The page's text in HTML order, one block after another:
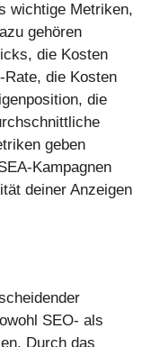
wichtige Metriken,
gehören
die Kosten
die Kosten
die
geben
Kampagnen
deiner Anzeigen
SEO- als
Durch das